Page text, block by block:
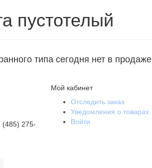
пустотелый
типа сегодня нет в продаже
(485) 275-
Мой кабинет
Отследить заказ
Уведомления о товарах
Войти